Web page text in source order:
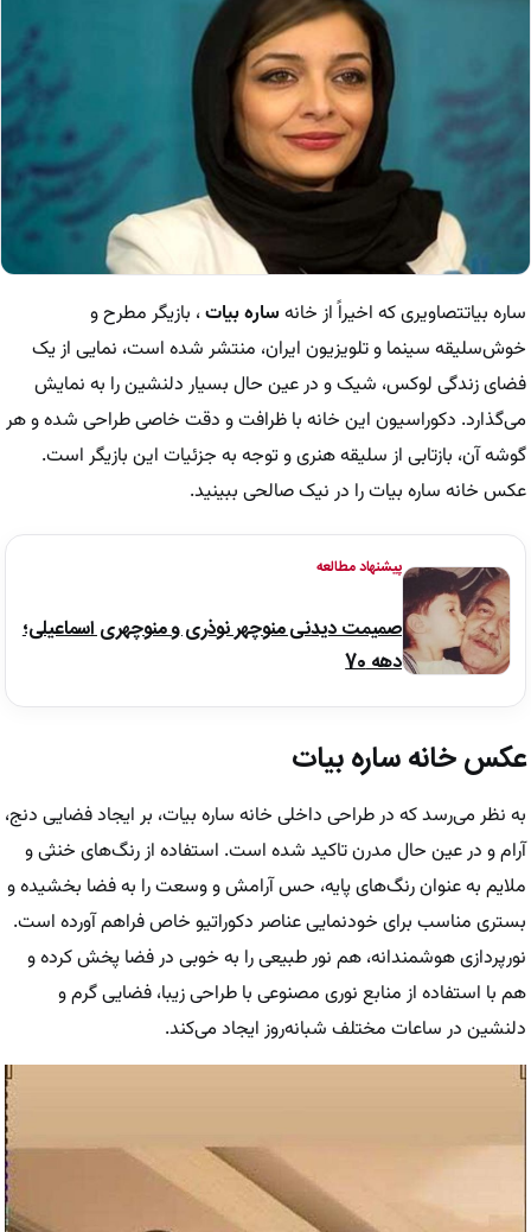
ساره بیاتتصاویری که اخیراً از خانه ساره بیات، بازیگر مطرح و
خوش‌سلیقه سینما و تلویزیون ایران، منتشر شده است، نمایی از یک
فضای زندگی لوکس، شیک و در عین حال بسیار دلنشین را به نمایش
می‌گذارد. دکوراسیون این خانه با ظرافت و دقت خاصی طراحی شده و هر
گوشه آن، بازتابی از سلیقه هنری و توجه به جزئیات این بازیگر است.
عکس خانه ساره بیات را در نیک صالحی ببینید.
پیشنهاد مطالعه
صمیمت دیدنی منوچهر نوذری و منوچهری اسماعیلی؛
دهه 70
عکس خانه ساره بیات
به نظر می‌رسد که در طراحی داخلی خانه ساره بیات، بر ایجاد فضایی دنج،
آرام و در عین حال مدرن تاکید شده است. استفاده از رنگ‌های خنثی و
ملایم به عنوان رنگ‌های پایه، حس آرامش و وسعت را به فضا بخشیده و
بستری مناسب برای خودنمایی عناصر دکوراتیو خاص فراهم آورده است.
نورپردازی هوشمندانه، هم نور طبیعی را به خوبی در فضا پخش کرده و
هم با استفاده از منابع نوری مصنوعی با طراحی زیبا، فضایی گرم و
دلنشین در ساعات مختلف شبانه‌روز ایجاد می‌کند.